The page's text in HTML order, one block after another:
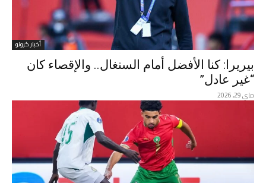
أخبار كرونو
بيريرا: كنا الأفضل أمام السنغال.. والإقصاء كان
“غير عادل”
ماي 29, 2026